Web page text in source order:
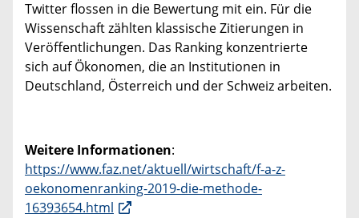
Twitter flossen in die Bewertung mit ein. Für die
Wissenschaft zählten klassische Zitierungen in
Veröffentlichungen. Das Ranking konzentrierte
sich auf Ökonomen, die an Institutionen in
Deutschland, Österreich und der Schweiz arbeiten.
Weitere Informationen:
https://www.faz.net/aktuell/wirtschaft/f-a-z-
oekonomenranking-2019-die-methode-
16393654.html